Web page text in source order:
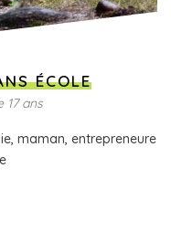
ÉCOLE
17 ans
maman, entrepreneure